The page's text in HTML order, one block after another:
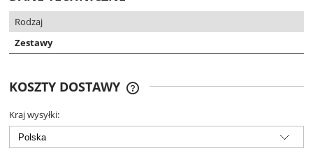
Rodzaj
Zestawy
KOSZTY DOSTAWY
Kraj wysyłki: